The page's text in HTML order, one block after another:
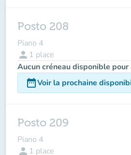
Posto 208
Piano 4
person 1 place
Aucun créneau disponible
date_rangeVoir la prochaine
Posto 209
Piano 4
person 1 place